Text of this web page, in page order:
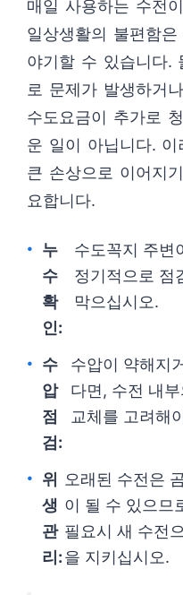
매일 사용하는 수전
일상생활의 불편함
야기할 수 있습니다.
로 문제가 발생하거
수도요금이 추가로
운 일이 아닙니다.
큰 손상으로 이어지
요합니다.
누
수
확
인:
수도꼭지 주변
정기적으로 점
막으십시오.
수
압
점
검:
수압이 약해지
다면, 수전 내
교체를 고려해
위
생
관
리:
오래된 수전은
이 될 수 있으므
필요시 새 수전
을 지키십시오.